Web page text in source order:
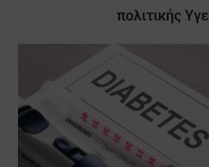
πολιτικής